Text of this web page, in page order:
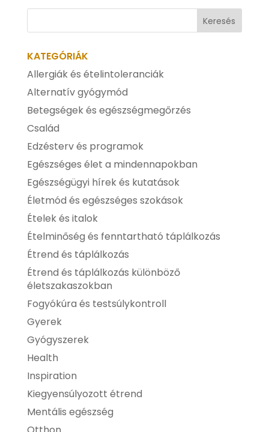
KATEGÓRIÁK
Allergiák és ételintoleranciák
Alternatív gyógymód
Betegségek és egészségmegőrzés
Család
Edzésterv és programok
Egészséges élet a mindennapokban
Egészségügyi hírek és kutatások
Életmód és egészséges szokások
Ételek és italok
Ételminőség és fenntartható táplálkozás
Étrend és táplálkozás
Étrend és táplálkozás különböző
életszakaszokban
Fogyókúra és testsúlykontroll
Gyerek
Gyógyszerek
Health
Inspiration
Kiegyensúlyozott étrend
Mentális egészség